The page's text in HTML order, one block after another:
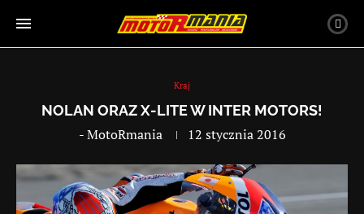
Kraj
NOLAN ORAZ X-LITE W INTER MOTORS!
-MotoRmania 12 stycznia 2016